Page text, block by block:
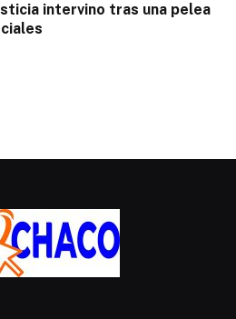
intervino tras una pelea